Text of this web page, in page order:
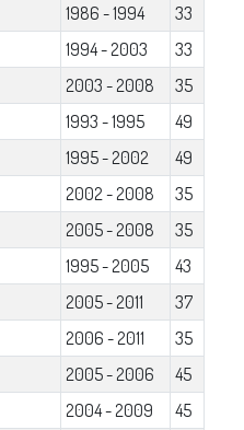
1986 - 1994
33
1994 - 2003
33
2003 - 2008
35
1993 - 1995
49
1995 - 2002
49
2002 - 2008
35
2005 - 2008
35
1995 - 2005
43
2005 - 2011
37
2006 - 2011
35
2005 - 2006
45
2004 - 2009
45